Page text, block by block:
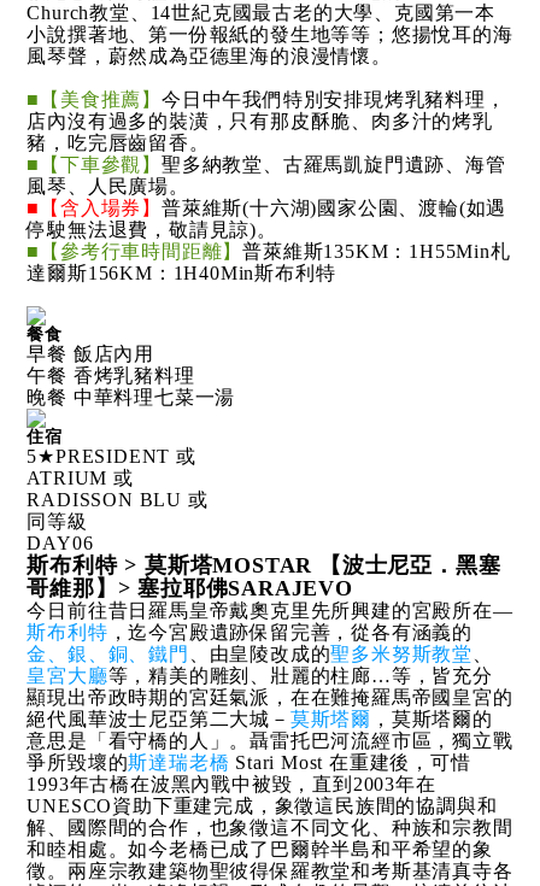
Church教堂、14世紀克國最古老的大學、克國第一本
小說撰著地、第一份報紙的發生地等等；悠揚悅耳的海
風琴聲，蔚然成為亞德里海的浪漫情懷。
■【美食推薦】今日中午我們特別安排現烤乳豬料理，
店內沒有過多的裝潢，只有那皮酥脆、肉多汁的烤乳
豬，吃完唇齒留香。
■【下車參觀】聖多納教堂、古羅馬凱旋門遺跡、海管
風琴、人民廣場。
■【含入場券】普萊維斯(十六湖)國家公園、渡輪(如遇
停駛無法退費，敬請見諒)。
■【參考行車時間距離】普萊維斯135KM：1H55Min札
達爾斯156KM：1H40Min斯布利特
餐食
早餐 飯店內用
午餐 香烤乳豬料理
晚餐 中華料理七菜一湯
住宿
5★PRESIDENT 或
ATRIUM 或
RADISSON BLU 或
同等級
DAY06
斯布利特 > 莫斯塔MOSTAR 【波士尼亞．黑塞
哥維那】> 塞拉耶佛SARAJEVO
今日前往昔日羅馬皇帝戴奧克里先所興建的宮殿所在—
斯布利特 ，迄今宮殿遺跡保留完善，從各有涵義的
金、銀、銅、鐵門
、由皇陵改成的聖多米努斯教堂
皇宮大廳等，精美的雕刻、壯麗的柱廊…等，皆充分
顯現出帝政時期的宮廷氣派，在在難掩羅馬帝國皇宮的
絕代風華波士尼亞第二大城－ 莫斯塔爾 ，莫斯塔爾的
意思是「看守橋的人」。聶雷托巴河流經市區，獨立戰
爭所毀壞的斯達瑞老橋 Stari Most 在重建後，可惜
1993年古橋在波黑內戰中被毀，直到2003年在
UNESCO資助下重建完成，象徵這民族間的協調與和
解、國際間的合作，也象徵這不同文化、种族和宗教間
和睦相處。如今老橋已成了巴爾幹半島和平希望的象
徵。兩座宗教建築物聖彼得保羅教堂和考斯基清真寺各